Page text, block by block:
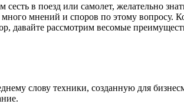
в поезд или самолет, желательно
мнений и споров по этому вопросу.
давайте рассмотрим весомые
слову техники, созданную для